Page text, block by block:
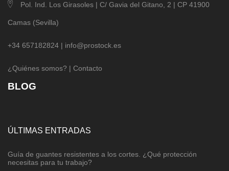
Pol. Ind. Los Girasoles | C/ Gavia del Gitano, 2 | CP 41900
Camas (Sevilla)
+34 657182824 | info@prostock.es
¿Quiénes somos? | Contacto
BLOG
ÚLTIMAS ENTRADAS
Guía de guantes resistentes a los cortes. ¿Qué protección
necesitas para tu trabajo?